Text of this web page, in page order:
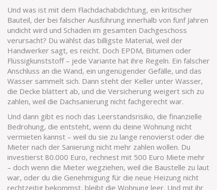
Und was ist mit dem Flachdachabdichtung, ein kritischer
Bauteil, der bei falscher Ausführung innerhalb von fünf Jahren
undicht wird und Schäden im gesamten Dachgeschoss
verursacht? Du wählst das billigste Material, weil der
Handwerker sagt, es reicht. Doch EPDM, Bitumen oder
Flüssigkunststoff – jede Variante hat ihre Regeln. Ein falscher
Anschluss an die Wand, ein ungenügender Gefälle, und das
Wasser sammelt sich. Dann steht der Keller unter Wasser,
die Decke blättert ab, und die Versicherung weigert sich zu
zahlen, weil die Dachsanierung nicht fachgerecht war.
Und dann gibt es noch das Leerstandsrisiko, die finanzielle
Bedrohung, die entsteht, wenn du deine Wohnung nicht
vermieten kannst – weil du sie zu lange renovierst oder die
Mieter nach der Sanierung nicht mehr zahlen wollen. Du
investierst 80.000 Euro, rechnest mit 500 Euro Miete mehr
– doch wenn die Mieter wegziehen, weil die Baustelle zu laut
war, oder du die Genehmigung für die neue Heizung nicht
rechtzeitig bekommst, bleibt die Wohnung leer. Und mit ihr